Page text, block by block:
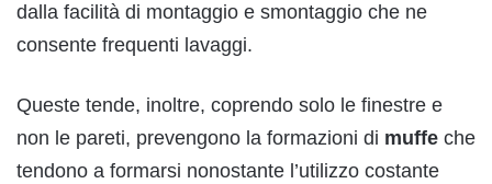
dalla facilità di montaggio e smontaggio che ne
consente frequenti lavaggi.
Queste tende, inoltre, coprendo solo le finestre e
non le pareti, prevengono la formazioni di muffe che
tendono a formarsi nonostante l’utilizzo costante